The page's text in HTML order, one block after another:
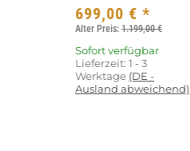
699,00 €*
Alter Preis:1.199,00 €
Sofort verfügbar
Lieferzeit:1 - 3
Werktage (DE -
Ausland abweichend)